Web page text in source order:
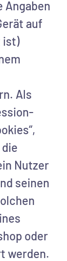
Angaben
auf
ist)
Als
Nutzer
seinen
oder
werden.